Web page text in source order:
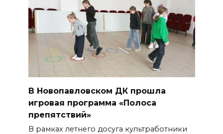
В Новопавловском ДК прошла
игровая программа «Полоса
препятствий»
В рамках летнего досуга культработники